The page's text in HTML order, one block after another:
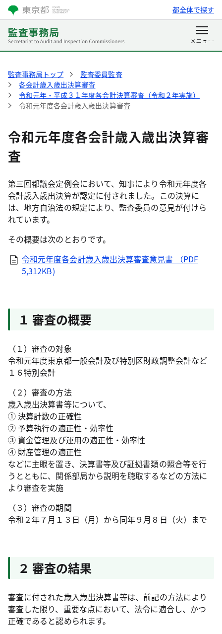
都全体で探す
監査事務局トップ
監査委員監査
各会計歳入歳出決算審査
令和元年・平成３１年度各会計決算審査（令和２年実施）
令和元年度各会計歳入歳出決算審査
令和元年度各会計歳入歳出決算審
査
第三回都議会定例会において、知事により令和元年度各
会計歳入歳出決算が認定に付されました。この決算に
は、地方自治法の規定により、監査委員の意見が付けら
れています。
その概要は次のとおりです。
令和元年度各会計歳入歳出決算審査意見書 （PDF
5,312KB)
１ 審査の概要
（１）審査の対象
令和元年度東京都一般会計及び特別区財政調整会計など
１６特別会計
（２）審査の方法
歳入歳出決算書等について、
① 決算計数の正確性
② 予算執行の適正性・効率性
③ 資金管理及び運用の適正性・効率性
④ 財産管理の適正性
などに主眼を置き、決算書等及び証拠書類の照合等を行
うとともに、関係部局から説明を聴取するなどの方法に
より審査を実施
（３）審査の期間
令和２年７月１３日（月）から同年９月８日（火）まで
２ 審査の結果
審査に付された歳入歳出決算書等は、前記の方法により
審査した限り、重要な点において、法令に適合し、かつ
正確であると認められます。